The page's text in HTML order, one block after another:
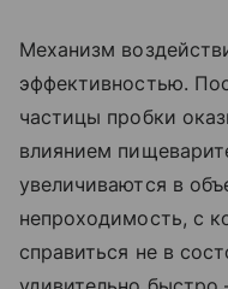
Механизм
эффективностью.
частицы пробки
влиянием
увеличиваются в
непроходимость, с
справиться не в